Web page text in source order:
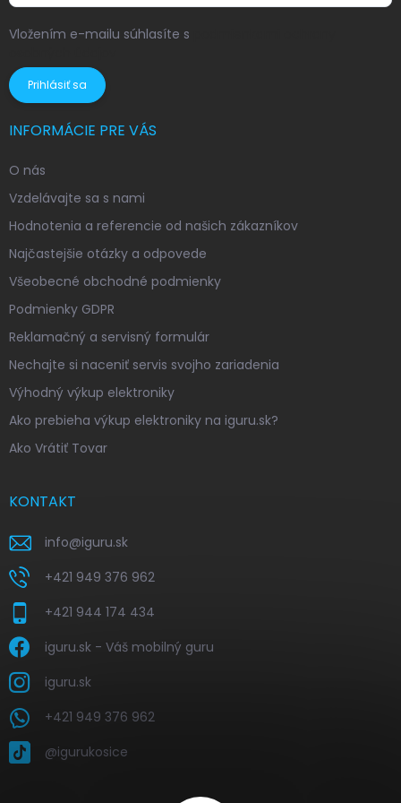
Vložením e-mailu súhlasíte s
Prihlásiť sa
INFORMÁCIE PRE VÁS
O nás
Vzdelávajte sa s nami
Hodnotenia a referencie od našich zákazníkov
Najčastejšie otázky a odpovede
Všeobecné obchodné podmienky
Podmienky GDPR
Reklamačný a servisný formulár
Nechajte si naceniť servis svojho zariadenia
Výhodný výkup elektroniky
Ako prebieha výkup elektroniky na iguru.sk?
Ako Vrátiť Tovar
KONTAKT
info@iguru.sk
+421 949 376 962
+421 944 174 434
iguru.sk - Váš mobilný guru
iguru.sk
+421 949 376 962
@igurukosice